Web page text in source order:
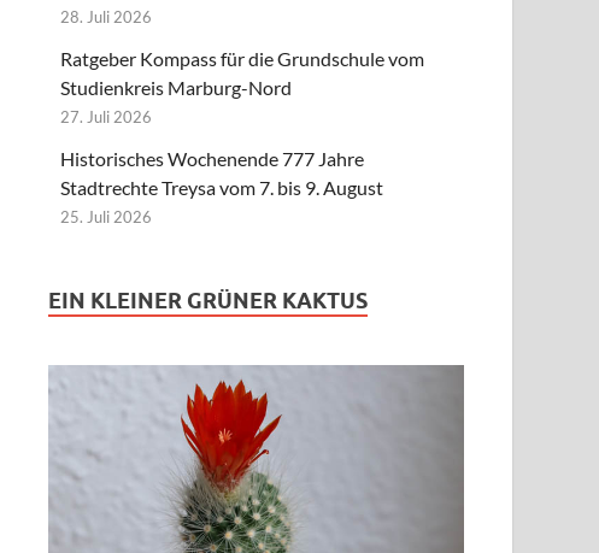
28. Juli 2026
Ratgeber Kompass für die Grundschule vom
Studienkreis Marburg-Nord
27. Juli 2026
Historisches Wochenende 777 Jahre
Stadtrechte Treysa vom 7. bis 9. August
25. Juli 2026
EIN KLEINER GRÜNER KAKTUS